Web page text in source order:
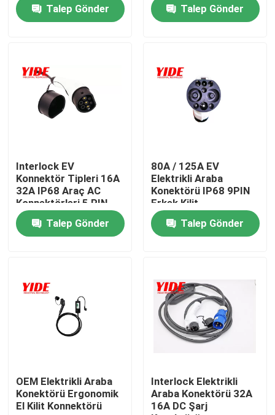
Hakkımızda
Ürünler
Elektrikli Araba Konnektörü
Motosiklet Elektrik Konnektörü
Ebike Pil Konnektörü
EV Şarj Yığını
Talep Gönder
Talep Gönder
Interlock EV
Konnektör Tipleri 16A
32A IP68 Araç AC
Konnektörleri 5 PIN
Erkek
Talep Gönder
80A / 125A EV
Elektrikli Araba
Konektörü IP68 9PIN
Erkek Kilit
Talep Gönder
OEM Elektrikli Araba
Konektörü Ergonomik
El Kilit Konnektörü
Interlock Elektrikli
Araba Konektörü 32A
16A DC Şarj